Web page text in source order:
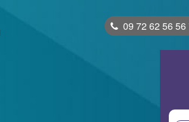
09 72 62 56 56